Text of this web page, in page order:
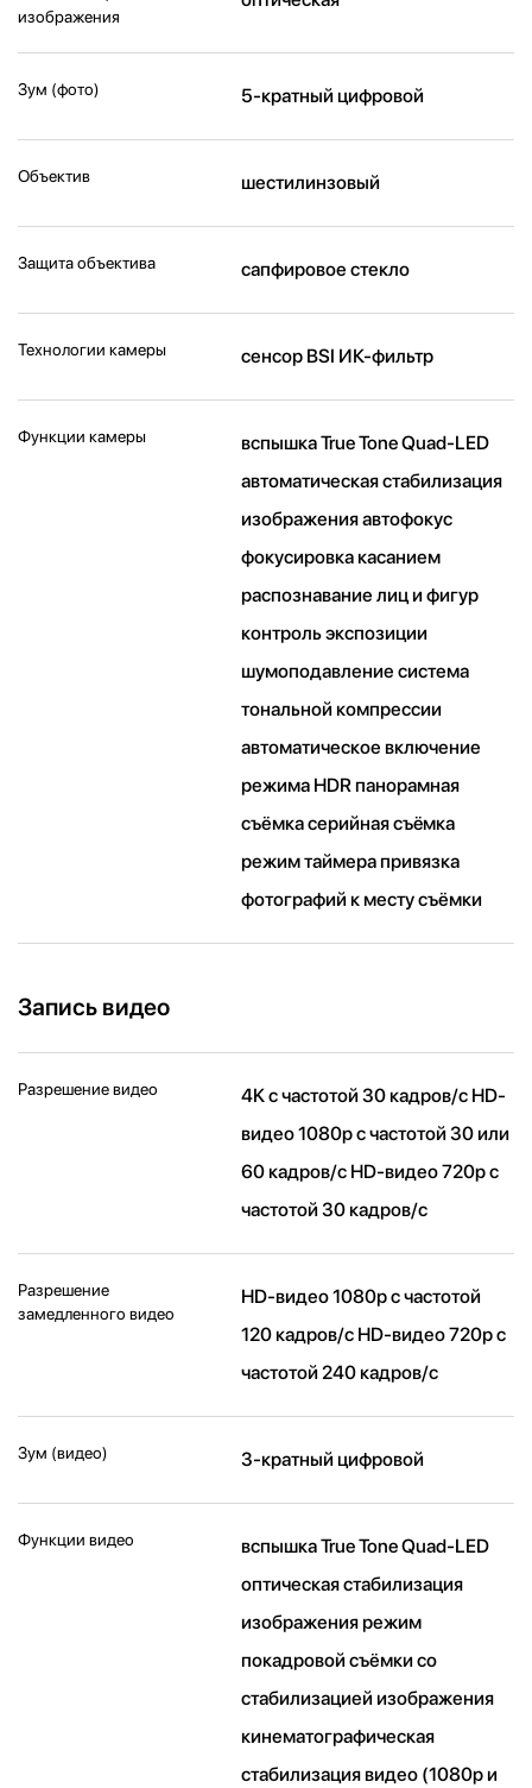
изображения
Зум (фото) 5-кратный цифровой
Объектив шестилинзовый
Защита объектива сапфировое стекло
Технологии камеры cенсор BSI ИК-фильтр
Функции камеры
вспышка True Tone Quad-LED
автоматическая стабилизация
изображения автофокус
фокусировка касанием
распознавание лиц и фигур
контроль экспозиции
шумоподавление система
тональной компрессии
автоматическое включение
режима HDR панорамная
съёмка серийная съëмка
режим таймера привязка
фотографий к месту съёмки
Запись видео
Разрешение видео
4K с частотой 30 кадров/ с HD-
видео 1080p с частотой 30 или
60 кадров/ с HD-видео 720p с
частотой 30 кадров/ с
Разрешение
замедленного видео
HD-видео 1080р c частотой
120 кадров/ с HD-видео 720р c
частотой 240 кадров/ с
Зум (видео) 3-кратный цифровой
Функции видео
вспышка True Tone Quad-LED
оптическая стабилизация
изображения режим
покадровой съёмки со
стабилизацией изображения
кинематографическая
стабилизация видео (1080p и